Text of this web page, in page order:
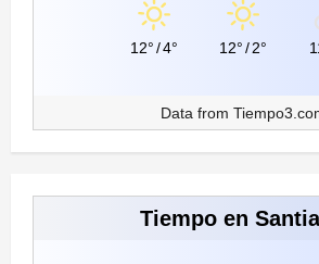
12°/4° 12°/2°
Data from
Tiempo en